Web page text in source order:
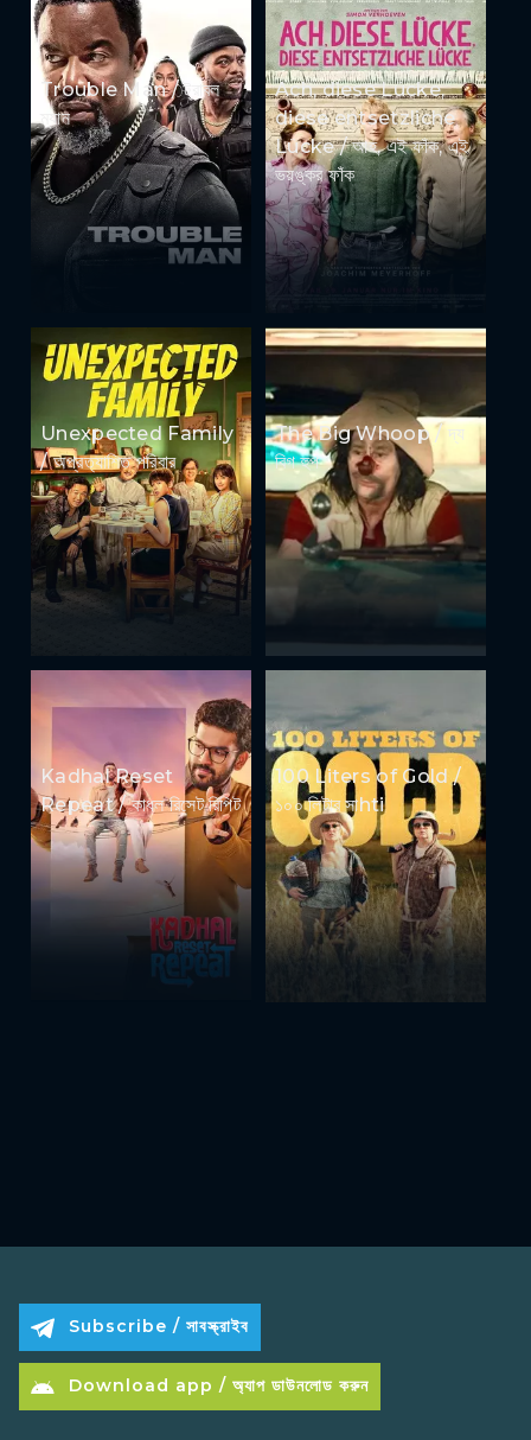
Trouble Man / ট্রাবল
ম্যান
Ach, diese Lücke,
diese entsetzliche
Lücke / আহ, এই ফাঁক, এই
ভয়ঙ্কর ফাঁক
Unexpected Family
/ অপ্রত্যাশিত পরিবার
The Big Whoop / দ্য
বিগ হুপ
Kadhal Reset
Repeat / কাধল রিসেট রিপিট
100 Liters of Gold /
১০০ লিটার সাhti
Subscribe / সাবস্ক্রাইব
Download app / অ্যাপ ডাউনলোড করুন